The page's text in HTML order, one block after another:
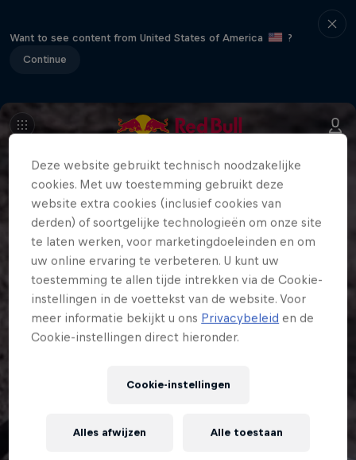
Want to see content from United States of America
?
Continue
Deze website gebruikt technisch noodzakelijke
cookies. Met uw toestemming gebruikt deze
website extra cookies (inclusief cookies van
derden) of soortgelijke technologieën om onze site
te laten werken, voor marketingdoeleinden en om
uw online ervaring te verbeteren. U kunt uw
toestemming te allen tijde intrekken via de Cookie-
instellingen in de voettekst van de website. Voor
meer informatie bekijkt u ons Privacybeleid en de
Cookie-instellingen direct hieronder.
Cookie-instellingen
Alles afwijzen Alle toestaan